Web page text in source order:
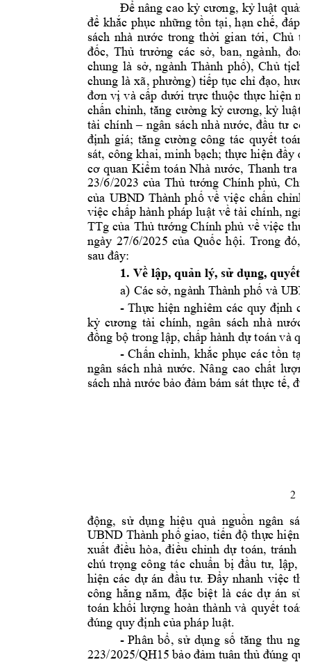
Để nâng cao kỷ cương, kỷ luật quản
để khắc phục những tồn tại, hạn chế, đáp
sách nhà nước trong thời gian tới, Chủ
đốc, Thủ trưởng các sở, ban, ngành,
chung là sở, ngành Thành phố), Chủ tịch
chung là xã, phường) tiếp tục chỉ đạo,
đơn vị và cấp dưới trực thuộc thực hiện
chấn chỉnh, tăng cường kỷ cương, kỷ luật
tài chính – ngân sách nhà nước, đầu tư
định giá; tăng cường công tác quyết toán,
sát, công khai, minh bạch; thực hiện đầy đủ
cơ quan Kiểm toán Nhà nước, Thanh tra
23/6/2023 của Thủ tướng Chính phủ, Chỉ
của UBND Thành phố về việc chấn chỉnh,
việc chấp hành pháp luật về tài chính,
TTg của Thủ tướng Chính phủ về việc
ngày 27/6/2025 của Quốc hội. Trong đó,
sau đây:
1. Về lập, quản lý, sử dụng, quyết
a) Các sở, ngành Thành phố và
- Thực hiện nghiêm các quy định
kỷ cương tài chính, ngân sách nhà nước;
đồng bộ trong lập, chấp hành dự toán và
- Chấn chỉnh, khắc phục các tồn tại,
ngân sách nhà nước. Nâng cao chất lượn
sách nhà nước bảo đảm bám sát thực tế,
2
động, sử dụng hiệu quả nguồn ngân
UBND Thành phố giao, tiến độ thực hiện
xuất điều hòa, điều chỉnh dự toán, tránh
chú trọng công tác chuẩn bị đầu tư, lập,
hiện các dự án đầu tư. Đẩy nhanh việc th
công hằng năm, đặc biệt là các dự án sử
toán khối lượng hoàn thành và quyết toán
đúng quy định của pháp luật.
- Phân bổ, sử dụng số tăng thu
223/2025/QH15 bảo đảm tuân thủ đúng